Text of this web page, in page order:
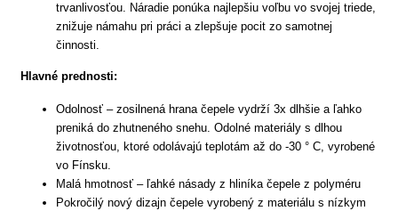
trvanlivosťou. Náradie ponúka najlepšiu voľbu vo svojej triede,
znižuje námahu pri práci a zlepšuje pocit zo samotnej
činnosti.
Hlavné prednosti:
Odolnosť – zosilnená hrana čepele vydrží 3x dlhšie a ľahko
preniká do zhutneného snehu. Odolné materiály s dlhou
životnosťou, ktoré odolávajú teplotám až do -30 ° C, vyrobené
vo Fínsku.
Malá hmotnosť – ľahké násady z hliníka čepele z polyméru
Pokročilý nový dizajn čepele vyrobený z materiálu s nízkym